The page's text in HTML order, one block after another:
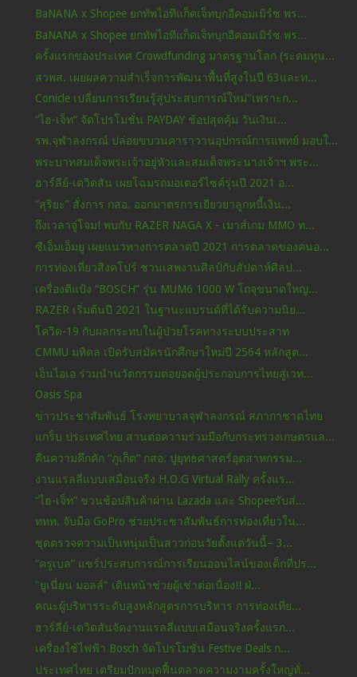
BaNANA x Shopee ยกทัพไอทีแก็ดเจ็ทบุกอีคอมเมิร์ซ พร...
BaNANA x Shopee ยกทัพไอทีแก็ดเจ็ทบุกอีคอมเมิร์ซ พร...
ครั้งแรกของประเทศ Crowdfunding มาตรฐานโลก (ระดมทุน...
สวพส. เผยผลความสำเร็จการพัฒนาพื้นที่สูงในปี 63และท...
Conicle เปลี่ยนการเรียนรู้สู่ประสบการณ์ใหม่"เพราะก...
“ไฮ-เจ็ท” จัดโปรโมชั่น PAYDAY ช้อปสุดคุ้ม วันเงินเ...
รพ.จุฬาลงกรณ์ ปล่อยขบวนคาราวานอุปกรณ์การแพทย์ มอบใ...
พระบาทสมเด็จพระเจ้าอยู่หัวและสมเด็จพระนางเจ้าฯ พระ...
ฮาร์ลีย์-เดวิดสัน เผยโฉมรถมอเตอร์ไซค์รุ่นปี 2021 อ...
“สุริยะ” สั่งการ กสอ. ออกมาตรการเยียวยาลูกหนี้เงิน...
ถึงเวลาจู่โจม! พบกับ RAZER NAGA X - เมาส์เกม MMO ท...
ซีเอ็มเอ็มยู เผยแนวทางการตลาดปี 2021 การตลาดของคนอ...
การท่องเที่ยวสิงคโปร์ ชวนเสพงานศิลป์กับสัปดาห์ศิลป...
เครื่องตีแป้ง “BOSCH” รุ่น MUM6 1000 W โถจุขนาดใหญ...
RAZER เริ่มต้นปี 2021 ในฐานะแบรนด์ที่ได้รับความนิย...
โควิด-19 กับผลกระทบในผู้ป่วยโรคทางระบบประสาท
CMMU มหิดล เปิดรับสมัครนักศึกษาใหม่ปี 2564 หลักสูต...
เอ็นไอเอ ร่วมนำนวัตกรรมต่อยอดผู้ประกอบการไทยสู่เวท...
Oasis Spa
ข่าวประชาสัมพันธ์ โรงพยาบาลจุฬาลงกรณ์ สภากาชาดไทย
แกร็บ ประเทศไทย สานต่อความร่วมมือกับกระทรวงเกษตรแล...
คืนความคึกคัก “ภูเก็ต” กสอ. ปูยุทธศาสตร์อุตสาหกรรม...
งานแรลลี่แบบเสมือนจริง H.O.G Virtual Rally ครั้งแร...
“ไฮ-เจ็ท” ชวนช้อปสินค้าผ่าน Lazada และ Shopeeรับส่...
ททท. จับมือ GoPro ช่วยประชาสัมพันธ์การท่องเที่ยวใน...
ชุดตรวจความเป็นหนุ่มเป็นสาวก่อนวัยตั้งแต่วันนี้– 3...
“ครูเบล” แชร์ประสบการณ์การเรียนออนไลน์ของเด็กที่ปร...
"ยูเนี่ยน มอลล์" เดินหน้าช่วยผู้เช่าต่อเนื่อง!! ฝ่...
คณะผู้บริหารระดับสูงหลักสูตรการบริหาร การท่องเที่ย...
ฮาร์ลีย์-เดวิดสันจัดงานแรลลี่แบบเสมือนจริงครั้งแรก...
เครื่องใช้ไฟฟ้า Bosch จัดโปรโมชั่น Festive Deals ก...
ประเทศไทย เตรียมปักหมุดฟื้นตลาดความงามครั้งใหญ่ทั่...